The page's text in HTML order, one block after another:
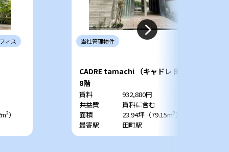
ィス
）
当社管理物件
CADRE tamachi （キャドレ 田
町）
8階
賃料
932,880円
共益費
賃料に含む
面積
23.94坪（79.15m²）
最寄駅
田町駅